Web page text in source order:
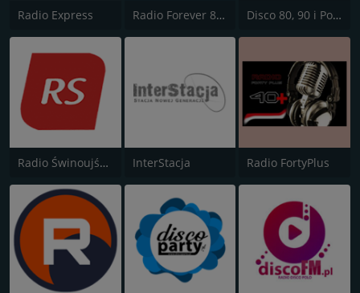
Radio Express Radio Forever 80s Disco 80, 90 i Polo
Radio Świnoujście InterStacja Radio FortyPlus